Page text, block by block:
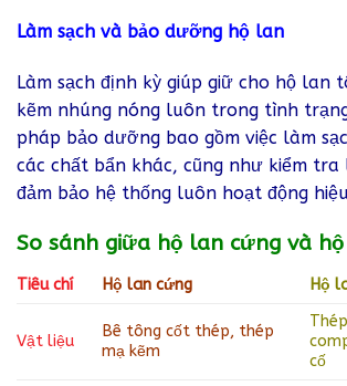
Làm sạch và bảo dưỡng hộ lan
Làm sạch định kỳ giúp giữ cho hộ lan
kẽm nhúng nóng luôn trong tình
pháp bảo dưỡng bao gồm việc làm
các chất bẩn khác, cũng như kiểm tra
đảm bảo hệ thống luôn hoạt động
So sánh giữa hộ lan cứng và
Tiêu chí Hộ lan cứng Hộ
Vật liệu
Bê tông cốt thép, thép
mạ kẽm
cố